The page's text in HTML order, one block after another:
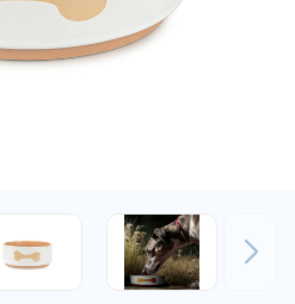
Tęsti